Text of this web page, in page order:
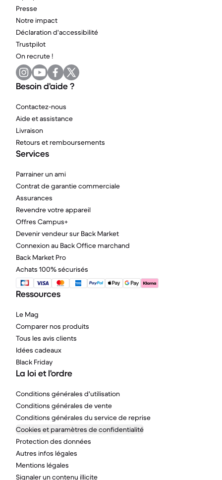
Presse
Notre impact
Déclaration d'accessibilité
Trustpilot
On recrute !
Besoin d'aide ?
Contactez-nous
Aide et assistance
Livraison
Retours et remboursements
Services
Parrainer un ami
Contrat de garantie commerciale
Assurances
Revendre votre appareil
Offres Campus+
Devenir vendeur sur Back Market
Connexion au Back Office marchand
Back Market Pro
Achats 100% sécurisés
Ressources
Le Mag
Comparer nos produits
Tous les avis clients
Idées cadeaux
Black Friday
La loi et l'ordre
Conditions générales d'utilisation
Conditions générales de vente
Conditions générales du service de reprise
Cookies et paramètres de confidentialité
Protection des données
Autres infos légales
Mentions légales
Signaler un contenu illicite